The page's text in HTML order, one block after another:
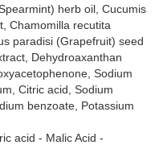
herb oil, Cucumis
Chamomilla recutita
paradisi (Grapefruit) seed
Dehydroaxanthan
Sodium
Citric acid, Sodium
benzoate, Potassium
acid - Malic Acid -